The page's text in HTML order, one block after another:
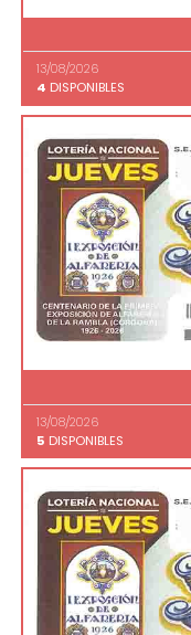
13/08/2026
4 DISPONIBLES
13/08/2026
5 DISPONIBLES